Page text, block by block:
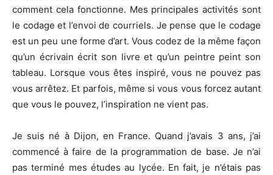
comment cela fonctionne. Mes principales activités sont
le codage et l’envoi de courriels. Je pense que le codage
est un peu une forme d’art. Vous codez de la même façon
qu’un écrivain écrit son livre et qu’un peintre peint son
tableau. Lorsque vous êtes inspiré, vous ne pouvez pas
vous arrêtez. Et parfois, même si vous vous forcez autant
que vous le pouvez, l’inspiration ne vient pas.
Je suis né à Dijon, en France. Quand j’avais 3 ans, j’ai
commencé à faire de la programmation de base. Je n’ai
pas terminé mes études au lycée. En fait, je n’étais pas